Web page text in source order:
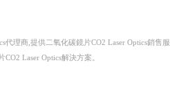
代理商,提供二氧化碳鏡片CO2 Laser Optics銷售服
Laser Optics解決方案。